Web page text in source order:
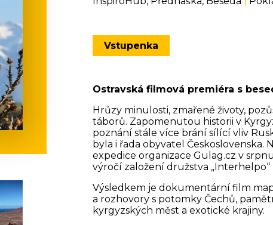
Vstupenka
Ostravská filmová premiéra s
Hrůzy minulosti, zmařené životy,
táborů. Zapomenutou historii v
poznání stále více brání sílící vliv
byla i řada obyvatel
expedice organizace Gulag.cz v
výročí založení družstva
Výsledkem je dokumentární film
a rozhovory s potomky Čechů,
kyrgyzských měst a exotické krajiny.